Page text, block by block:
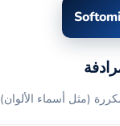
(مثل أسماء الألوان)